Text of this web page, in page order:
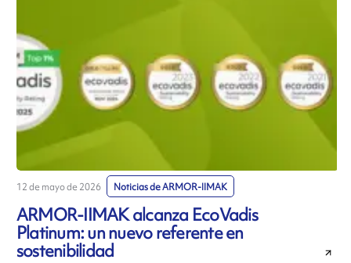
12 de mayo de 2026 Noticias de ARMOR-IIMAK
ARMOR-IIMAK alcanza EcoVadis
Platinum: un nuevo referente en
sostenibilidad